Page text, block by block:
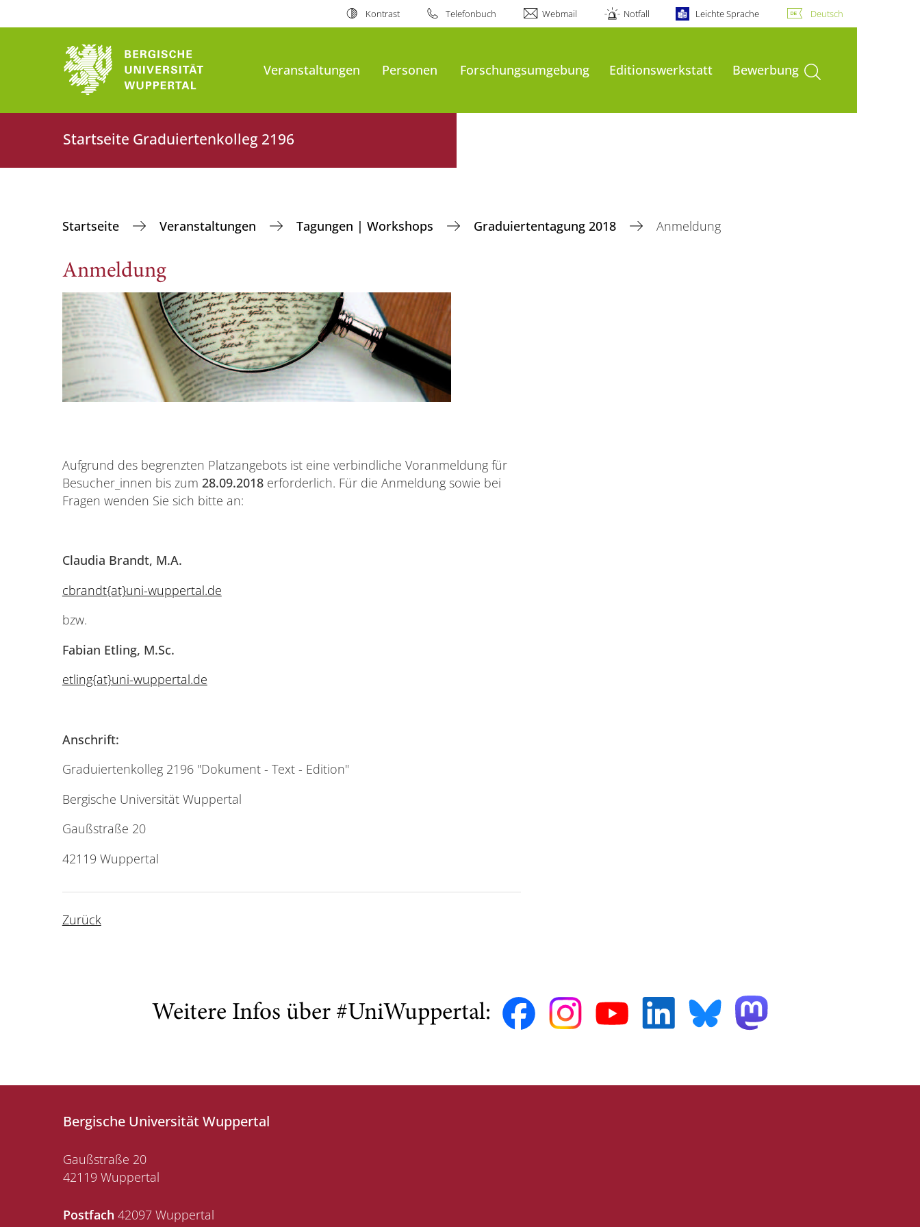
Kontrast Telefonbuch Webmail Notfall Leichte Sprache Deutsch
Veranstaltungen Personen Forschungsumgebung Editionswerkstatt Bewerbung Suche öffnen
Startseite ‎Graduiertenkolleg 2196
‎Startseite Veranstaltungen Tagungen | Workshops Graduiertentagung 2018 Anmeldung
Anmeldung
Aufgrund des begrenzten Platzangebots ist eine verbindliche Voranmeldung für
Besucher_innen bis zum 28.09.2018erforderlich. Für die Anmeldung sowie bei
Fragen wenden Sie sich bitte an:
Claudia Brandt, M.A.
cbrandt{at}uni-wuppertal.de
bzw.
Fabian Etling, M.Sc.
etling{at}uni-wuppertal.de
Anschrift:
Graduiertenkolleg 2196 "Dokument - Text - Edition"
Bergische Universität Wuppertal
Gaußstraße 20
42119 Wuppertal
Zurück
Weitere Infos über #UniWuppertal:
Bergische Universität Wuppertal
Gaußstraße 20
42119 Wuppertal
Postfach 42097 Wuppertal